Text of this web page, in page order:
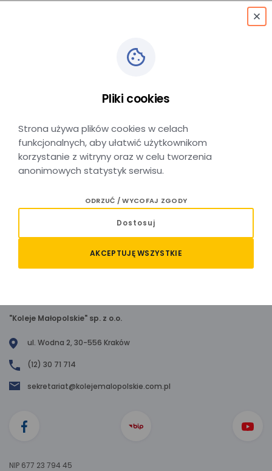
Dla mediów
Zapraszamy do kontaktu pod adresem:
promocja@kolejemalopolskie.com.pl.
"Koleje Małopolskie" sp. z o.o.
ul. Wodna 2, 30-556 Kraków
(12) 30 71 714
sekretariat@kolejemalopolskie.com.pl
NIP 677 23 794 45
Pliki cookies
Strona używa plików cookies w celach
funkcjonalnych, aby ułatwić użytkownikom
korzystanie z witryny oraz w celu tworzenia
anonimowych statystyk serwisu.
ODRZUĆ / WYCOFAJ ZGODY
Dostosuj
AKCEPTUJĘ WSZYSTKIE